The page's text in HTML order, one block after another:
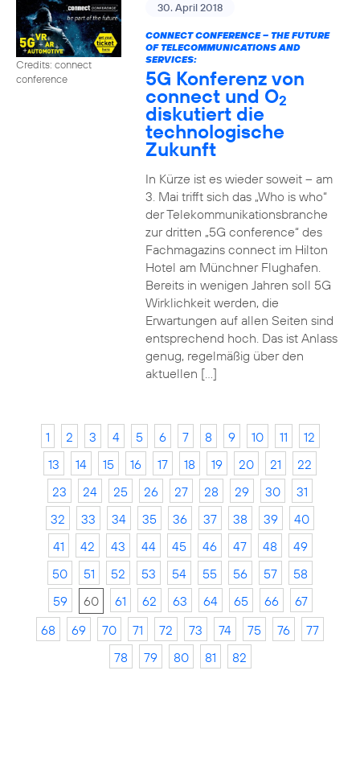
Credits: connect
conference
30. April 2018
CONNECT CONFERENCE – THE FUTURE
OF TELECOMMUNICATIONS AND
SERVICES:
5G Konferenz von
connect und O2
diskutiert die
technologische
Zukunft
In Kürze ist es wieder soweit – am
3. Mai trifft sich das „Who is who“
der Telekommunikationsbranche
zur dritten „5G conference“ des
Fachmagazins connect im Hilton
Hotel am Münchner Flughafen.
Bereits in wenigen Jahren soll 5G
Wirklichkeit werden, die
Erwartungen auf allen Seiten sind
entsprechend hoch. Das ist Anlass
genug, regelmäßig über den
aktuellen […]
1 2 3 4 5 6 7 8 9 10 11
12
13
14 15 16 17 18 19 20 21
22
23
24 25 26 27 28 29 30
31
32
33 34 35 36 37 38 39
40
41
42 43 44 45 46 47 48
49
50
51 52 53 54 55 56 57
58
59
60 61 62 63 64 65 66
67
68
69 70 71 72 73 74 75 76
77
78
79 80 81 82